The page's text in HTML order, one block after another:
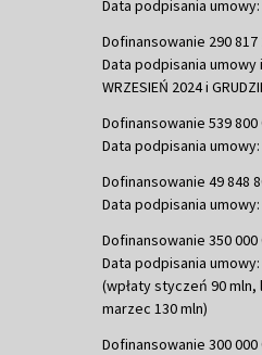
Data podpisania umowy:
Dofinansowanie 290 817
Data podpisania umowy
WRZESIEŃ 2024 i
Dofinansowanie 539 800
Data podpisania umowy:
Dofinansowanie 49 848
Data podpisania umowy:
Dofinansowanie 350 000
Data podpisania umowy:
(wpłaty styczeń 90 mln,
marzec 130 mln)
Dofinansowanie 300 000